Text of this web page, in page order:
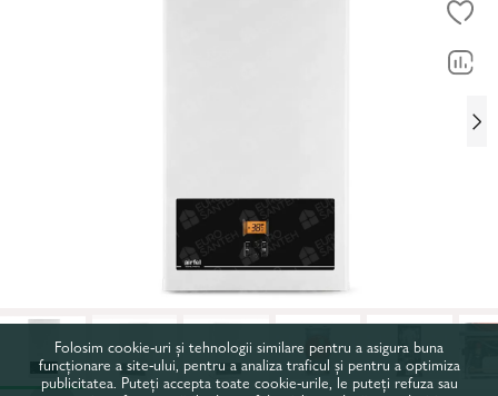
Folosim cookie-uri și tehnologii similare pentru a asigura buna
funcționare a site-ului, pentru a analiza traficul și pentru a optimiza
publicitatea. Puteți accepta toate cookie-urile, le puteți refuza sau